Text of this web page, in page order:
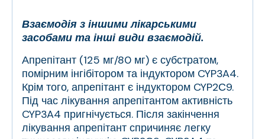
Взаємодія з іншими лікарськими
засобами та інші види взаємодій.
Апрепітант (125 мг/80 мг) є субстратом,
помірним інгібітором та індуктором CYP3A4.
Крім того, апрепітант є індуктором CYP2С9.
Під час лікування апрепітантом активність
CYP3A4 пригнічується. Після закінчення
лікування апрепітант спричиняє легку